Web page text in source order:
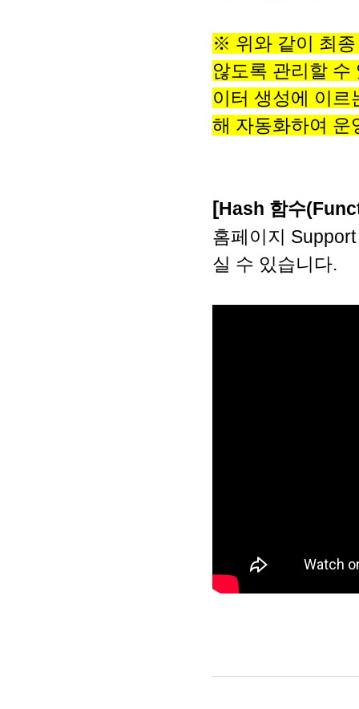
※ 위와 같이 최종
않도록 관리할
이터 생성에 이
해 자동화하여 운
[Hash 함수
홈페이지
실 수 있습니다.